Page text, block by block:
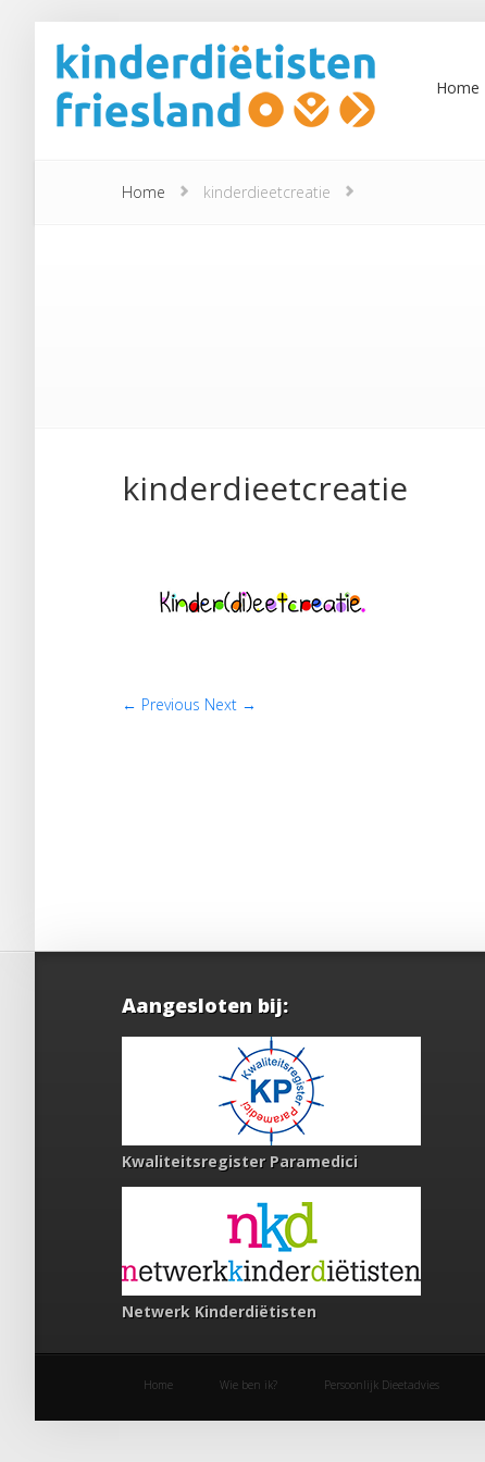
Home
Home kinderdieetcreatie
kinderdieetcreatie
← Previous Next →
Aangesloten bij:
Kwaliteitsregister Paramedici
Netwerk Kinderdiëtisten
Home Wie ben ik? Persoonlijk Dieetadvies